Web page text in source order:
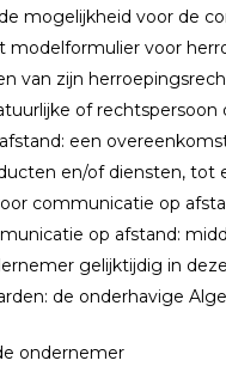
mogelijkheid voor de
modelformulier voor
van zijn
of
een
en/of diensten,
communicatie op
op afstand:
gelijktijdig in
de onderhavige
ondernemer